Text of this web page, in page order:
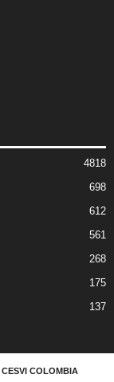
4818
698
612
561
268
175
137
CESVI COLOMBIA